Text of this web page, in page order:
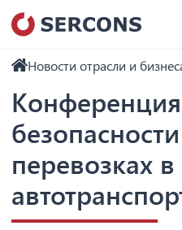
Новости отрасли и
перевозках в